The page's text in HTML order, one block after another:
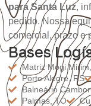
para Santa Luz,
pedido. Nossa
comercial, prazo e
Bases
Matriz Mogi
Porto Alegre, RS
Balneário
Palmas, TO